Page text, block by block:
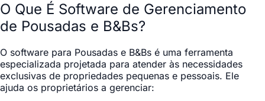
O Que É Software de Gerenciamento
de Pousadas e B&Bs?
O software para Pousadas e B&Bs é uma ferramenta
especializada projetada para atender às necessidades
exclusivas de propriedades pequenas e pessoais. Ele
ajuda os proprietários a gerenciar: